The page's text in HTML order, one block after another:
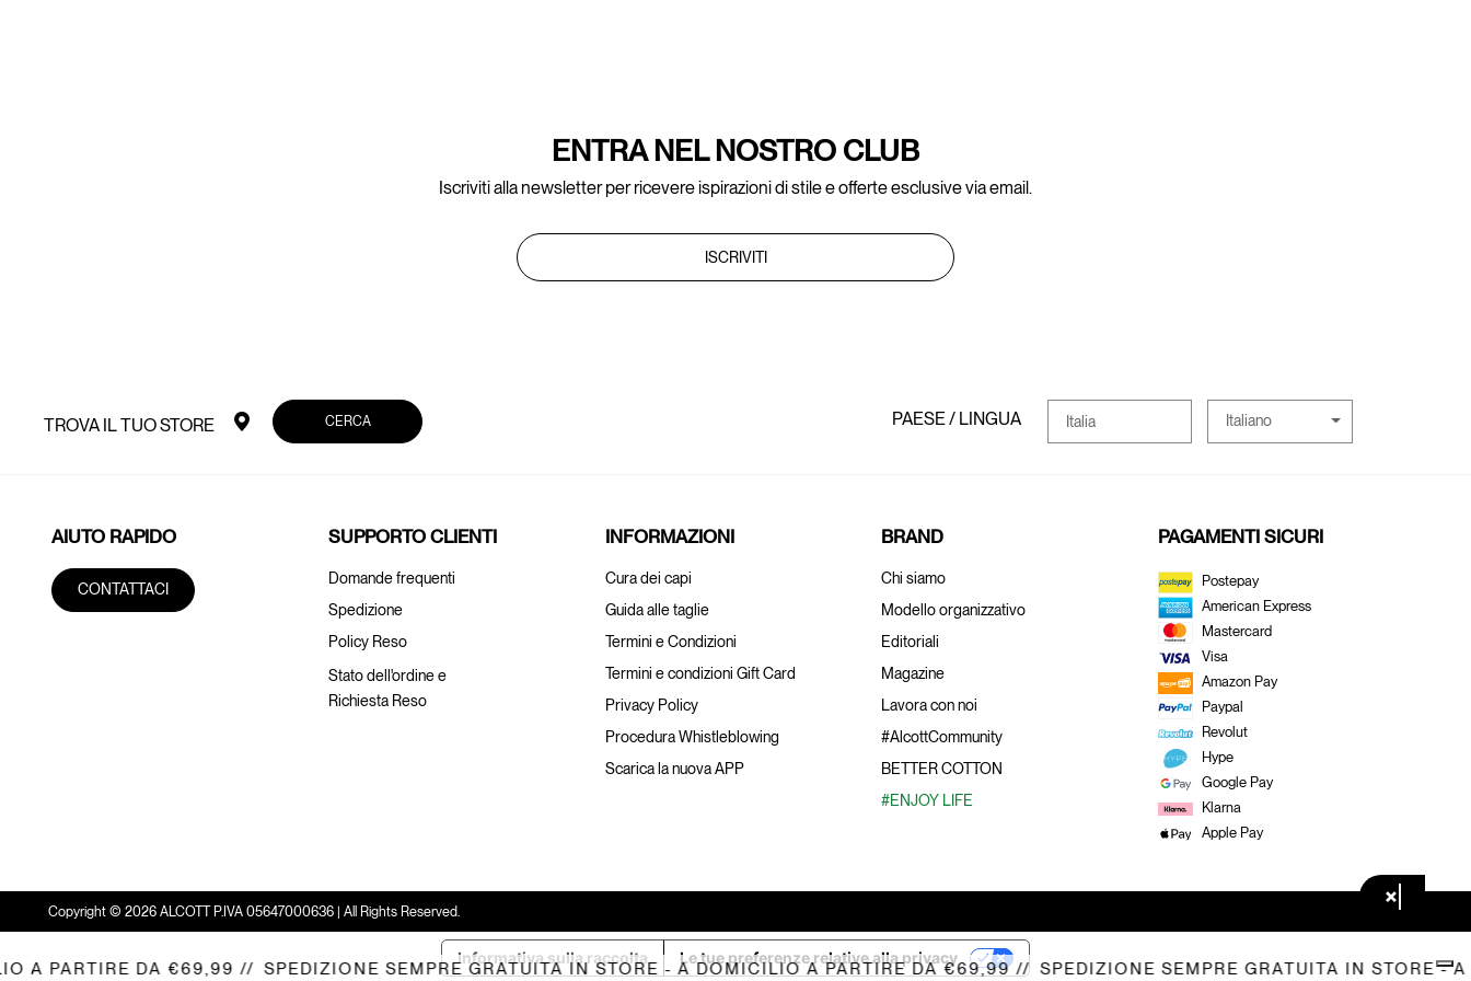
A PARTIRE DA €69,99 // SPEDIZIONE SEMPRE GRATUITA IN STORE - A DOMICILIO A PARTIRE DA €69,99 //SPEDIZIONE SEMPRE GRATUITA IN STORE - A
ENTRA NEL NOSTRO CLUB
Iscriviti alla newsletter per ricevere ispirazioni di stile e offerte esclusive via email.
ISCRIVITI
TROVA IL TUO STORE CERCA PAESE / LINGUA Italia Italiano
AIUTO RAPIDO
CONTATTACI
SUPPORTO CLIENTI
Domande frequenti
Spedizione
Policy Reso
Stato dell'ordine e
Richiesta Reso
INFORMAZIONI
Cura dei capi
Guida alle taglie
Termini e Condizioni
Termini e condizioni Gift Card
Privacy Policy
Procedura Whistleblowing
Scarica la nuova APP
BRAND
Chi siamo
Modello organizzativo
Editoriali
Magazine
Lavora con noi
#AlcottCommunity
BETTER COTTON
#ENJOY LIFE
PAGAMENTI SICURI
Postepay
American Express
Mastercard
Visa
Amazon Pay
Paypal
Revolut
Hype
Google Pay
Klarna
Apple Pay
Copyright © 2026 ALCOTT P.IVA 05647000636 | All Rights Reserved.
×
Informativa sulla raccolta Le tue preferenze relative alla privacy